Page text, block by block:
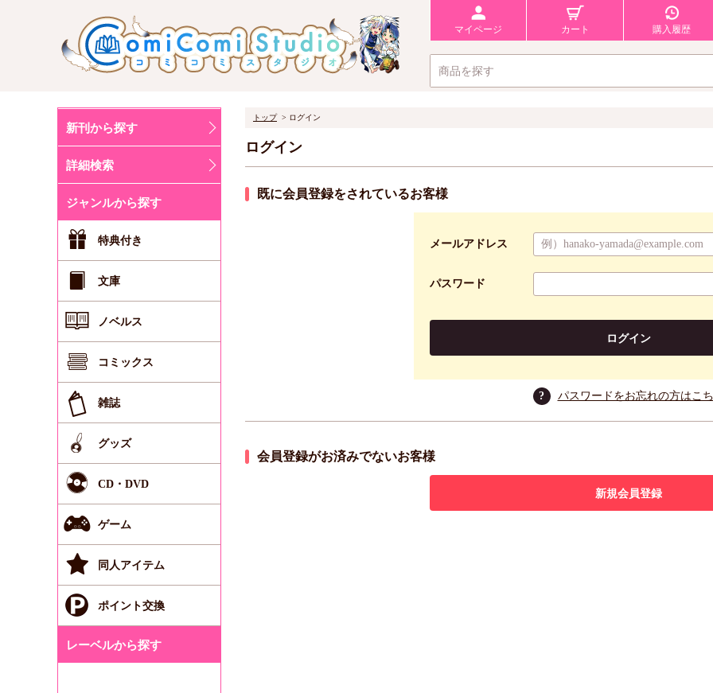
マイページ カート 購入履歴
新刊から探す
詳細検索
ジャンルから探す
特典付き
文庫
ノベルス
コミックス
雑誌
グッズ
CD・DVD
ゲーム
同人アイテム
ポイント交換
レーベルから探す
トップ ログイン
ログイン
既に会員登録をされているお客様
メールアドレス
パスワード
ログイン
? パスワードをお忘れの方はこ
会員登録がお済みでないお客様
新規会員登録